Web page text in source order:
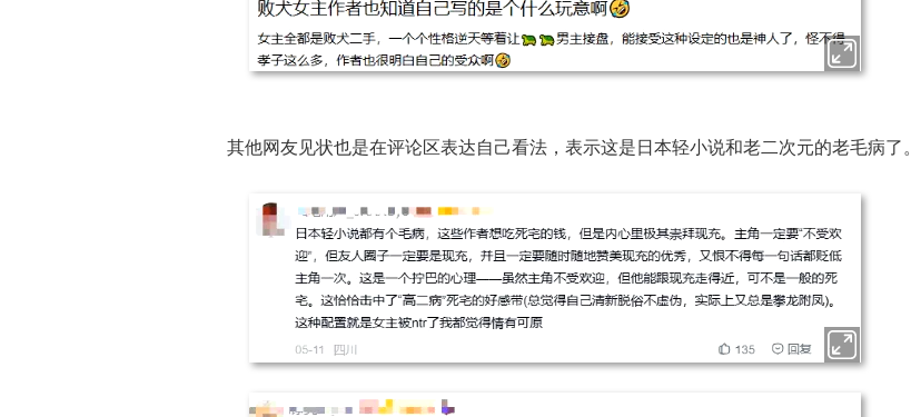
其他网友见状也是在评论区表达自己看法，表示这是日本轻小说和老二次元的老毛病了。